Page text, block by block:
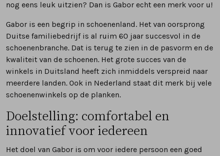
nog eens leuk uitzien? Dan is Gabor echt een merk voor u!
Gabor is een begrip in schoenenland. Het van oorsprong
Duitse familiebedrijf is al ruim 60 jaar succesvol in de
schoenenbranche. Dat is terug te zien in de pasvorm en de
kwaliteit van de schoenen. Het grote succes van de
winkels in Duitsland heeft zich inmiddels verspreid naar
meerdere landen. Ook in Nederland staat dit merk bij vele
schoenenwinkels op de planken.
Doelstelling: comfortabel en
innovatief voor iedereen
Het doel van Gabor is om voor iedere persoon een goed